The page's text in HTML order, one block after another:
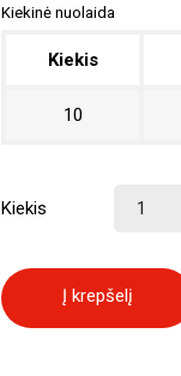
Kiekinė nuolaida
Kiekis
10
Kiekis
Į krepšelį